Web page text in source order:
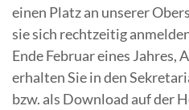
einen Platz an unserer
sie sich rechtzeitig
Ende Februar eines Jahres,
erhalten Sie in den
bzw. als Download auf der